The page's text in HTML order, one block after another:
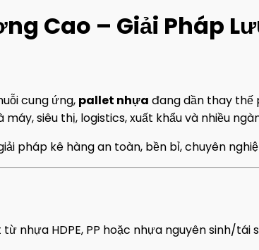
Cao – Giải Pháp
cung ứng, pallet nhựa đang dần thay thế
siêu thị, logistics, xuất khẩu và nhiều
pháp kê hàng an toàn, bền bỉ, chuyên
nhựa HDPE, PP hoặc nhựa nguyên sinh/